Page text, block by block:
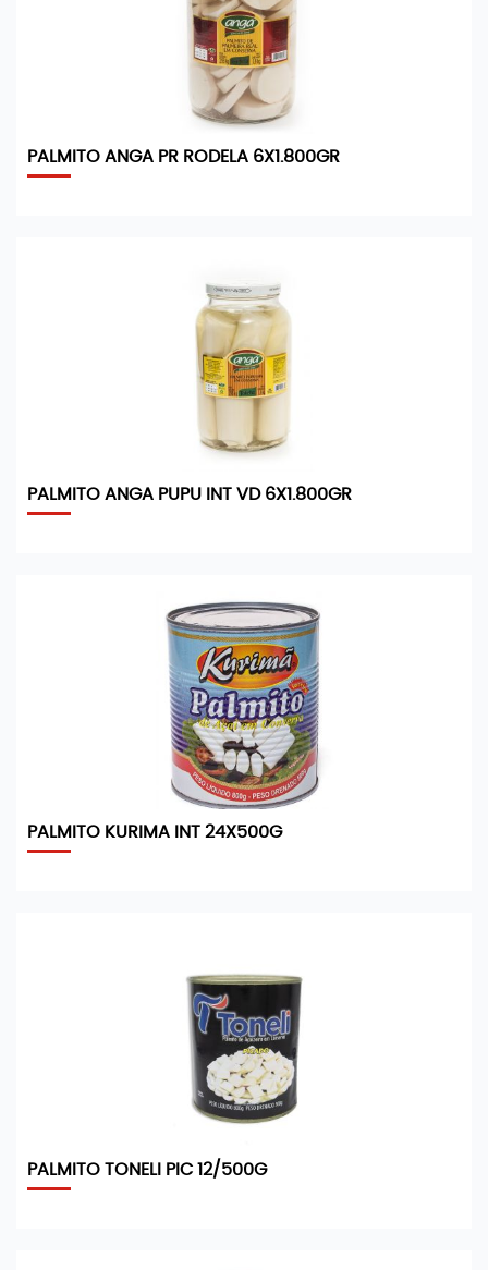
PALMITO ANGA PR RODELA 6X1.800GR
PALMITO ANGA PUPU INT VD 6X1.800GR
PALMITO KURIMA INT 24X500G
PALMITO TONELI PIC 12/500G